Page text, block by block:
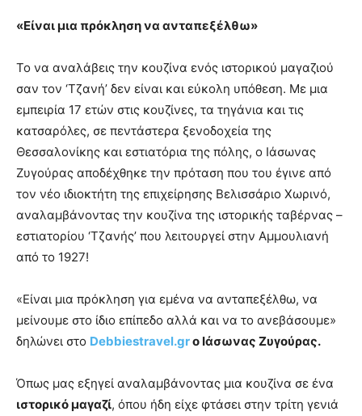
«Είναι μια πρόκληση να ανταπεξέλθω»
Το να αναλάβεις την κουζίνα ενός ιστορικού μαγαζιού
σαν τον ‘Τζανή’ δεν είναι και εύκολη υπόθεση. Με μια
εμπειρία 17 ετών στις κουζίνες, τα τηγάνια και τις
κατσαρόλες, σε πεντάστερα ξενοδοχεία της
Θεσσαλονίκης και εστιατόρια της πόλης, ο Ιάσωνας
Ζυγούρας αποδέχθηκε την πρόταση που του έγινε από
τον νέο ιδιοκτήτη της επιχείρησης Βελισσάριο Χωρινό,
αναλαμβάνοντας την κουζίνα της ιστορικής ταβέρνας –
εστιατορίου ‘Τζανής’ που λειτουργεί στην Αμμουλιανή
από το 1927!
«Είναι μια πρόκληση για εμένα να ανταπεξέλθω, να
μείνουμε στο ίδιο επίπεδο αλλά και να το ανεβάσουμε»
δηλώνει στο Debbiestravel.grο Ιάσωνας Ζυγούρας.
Όπως μας εξηγεί αναλαμβάνοντας μια κουζίνα σε ένα
ιστορικό μαγαζί, όπου ήδη είχε φτάσει στην τρίτη γενιά